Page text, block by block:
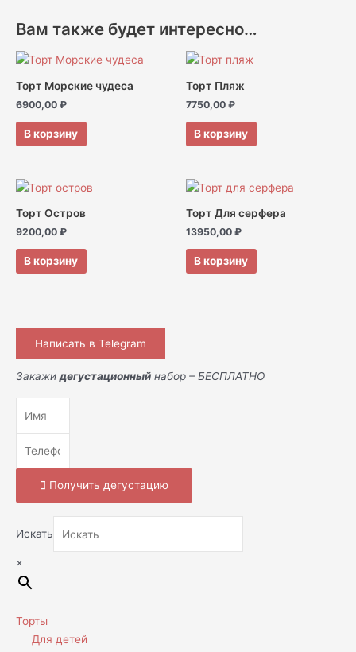
Вам также будет интересно…
Торт Морские чудеса
6900,00 ₽
В корзину
Торт Пляж
7750,00 ₽
В корзину
Торт Остров
9200,00 ₽
В корзину
Торт Для серфера
13950,00 ₽
В корзину
Написать в Telegram
Закажидегустационный набор – БЕСПЛАТНО
Получить дегустацию
Искать
×
Торты
Для детей